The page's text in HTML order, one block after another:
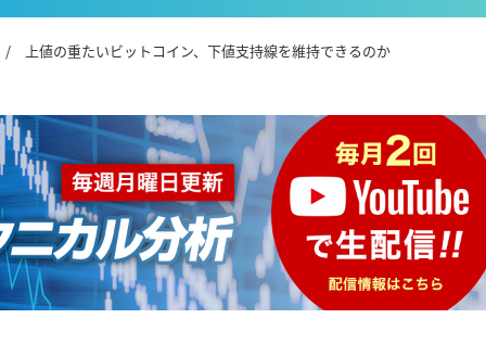
/ 上値の重たいビットコイン、下値支持線を維持できるのか